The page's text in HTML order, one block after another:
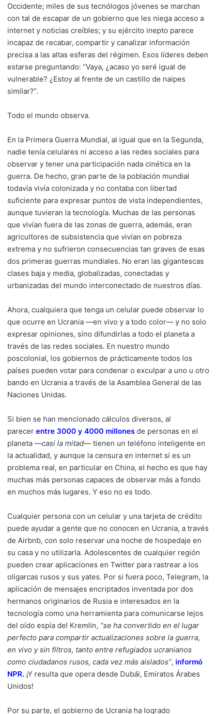
Occidente; miles de sus tecnólogos jóvenes se marchan
con tal de escapar de un gobierno que les niega acceso a
internet y noticias creíbles; y su ejército inepto parece
incapaz de recabar, compartir y canalizar información
precisa a las altas esferas del régimen. Esos líderes deben
estarse preguntando: “Vaya, ¿acaso yo seré igual de
vulnerable? ¿Estoy al frente de un castillo de naipes
similar?”.
Todo el mundo observa.
En la Primera Guerra Mundial, al igual que en la Segunda,
nadie tenía celulares ni acceso a las redes sociales para
observar y tener una participación nada cinética en la
guerra. De hecho, gran parte de la población mundial
todavía vivía colonizada y no contaba con libertad
suficiente para expresar puntos de vista independientes,
aunque tuvieran la tecnología. Muchas de las personas
que vivían fuera de las zonas de guerra, además, eran
agricultores de subsistencia que vivían en pobreza
extrema y no sufrieron consecuencias tan graves de esas
dos primeras guerras mundiales. No eran las gigantescas
clases baja y media, globalizadas, conectadas y
urbanizadas del mundo interconectado de nuestros días.
Ahora, cualquiera que tenga un celular puede observar lo
que ocurre en Ucrania —en vivo y a todo color— y no solo
expresar opiniones, sino difundirlas a todo el planeta a
través de las redes sociales. En nuestro mundo
poscolonial, los gobiernos de prácticamente todos los
países pueden votar para condenar o exculpar a uno u otro
bando en Ucrania a través de la Asamblea General de las
Naciones Unidas.
Si bien se han mencionado cálculos diversos, al
parecer entre 3000 y 4000 millones de personas en el
planeta —casi la mitad— tienen un teléfono inteligente en
la actualidad, y aunque la censura en internet sí es un
problema real, en particular en China, el hecho es que hay
muchas más personas capaces de observar más a fondo
en muchos más lugares. Y eso no es todo.
Cualquier persona con un celular y una tarjeta de crédito
puede ayudar a gente que no conocen en Ucrania, a través
de Airbnb, con solo reservar una noche de hospedaje en
su casa y no utilizarla. Adolescentes de cualquier región
pueden crear aplicaciones en Twitter para rastrear a los
oligarcas rusos y sus yates. Por si fuera poco, Telegram, la
aplicación de mensajes encriptados inventada por dos
hermanos originarios de Rusia e interesados en la
tecnología como una herramienta para comunicarse lejos
del oído espía del Kremlin, “se ha convertido en el lugar
perfecto para compartir actualizaciones sobre la guerra,
en vivo y sin filtros, tanto entre refugiados ucranianos
como ciudadanos rusos, cada vez más aislados”, informó
NPR. ¡Y resulta que opera desde Dubái, Emiratos Árabes
Unidos!
Por su parte, el gobierno de Ucrania ha logrado